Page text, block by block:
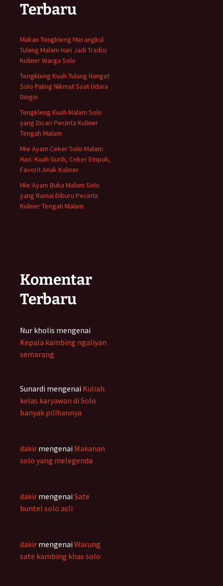
Terbaru
Makan Tengkleng Merangkul
Tulang Malam Hari Jadi Tradisi
Kuliner Warga Solo
Tengkleng Kuah Tulang Hangat
Solo Paling Nikmat Saat Udara
Dingin
Tengkleng Kuah Malam Solo
yang Dicari Pecinta Kuliner
Tengah Malam
Mie Ayam Ceker Solo Malam
Hari: Kuah Gurih, Ceker Empuk,
Favorit Anak Kuliner
Mie Ayam Buka Malam Solo
yang Ramai Diburu Pecinta
Kuliner Tengah Malam
Komentar
Terbaru
Nur kholis mengenai
Kepala kambing ngaliyan
semarang
Sunardi mengenai Kuliah
kelas karyawan di Solo
banyak pilihannya
dakir mengenai Makanan
solo yang melegenda
dakir mengenai Sate
buntel solo asli
dakir mengenai Warung
sate kambing khas solo